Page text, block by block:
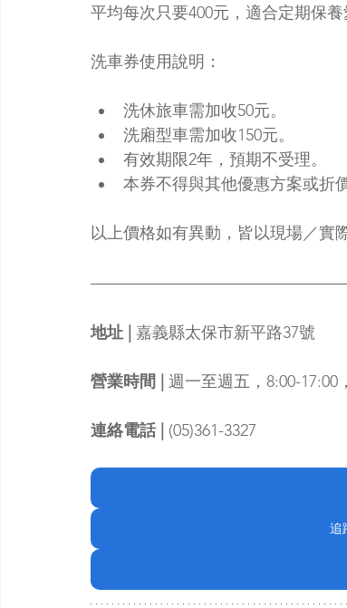
平均每次只要400元，適合定期保
洗車券使用說明：
洗休旅車需加收50元。
洗廂型車需加收150元。
有效期限2年，預期不受理。
本券不得與其他優惠方案或折
以上價格如有異動，皆以現場／實
地址 | 嘉義縣太保市新平路37號
營業時間 | 週一至週五，8:00-17:00
連絡電話 | (05)361-3327
追